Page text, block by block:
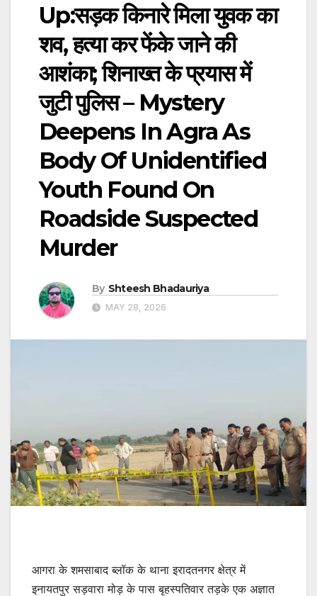
Up:सड़क किनारे मिला युवक का
शव, हत्या कर फेंके जाने की
आशंका; शिनाख्त के प्रयास में
जुटी पुलिस – Mystery
Deepens In Agra As
Body Of Unidentified
Youth Found On
Roadside Suspected
Murder
By Shteesh Bhadauriya
MAY 28, 2026
आगरा के शमसाबाद ब्लॉक के थाना इरादतनगर क्षेत्र में
इनायतपुर सड़वारा मोड़ के पास बृहस्पतिवार तड़के एक अज्ञात